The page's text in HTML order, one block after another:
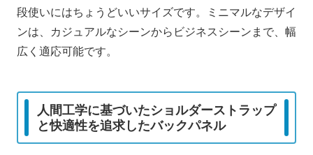
段使いにはちょうどいいサイズです。ミニマルなデザイ
ンは、カジュアルなシーンからビジネスシーンまで、幅
広く適応可能です。
人間工学に基づいたショルダーストラップ
と快適性を追求したバックパネル